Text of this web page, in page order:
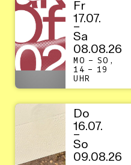
Fr
17.07.
–
Sa
08.08.26
MO – SO,
14 – 19
UHR
Do
16.07.
–
So
09.08.26